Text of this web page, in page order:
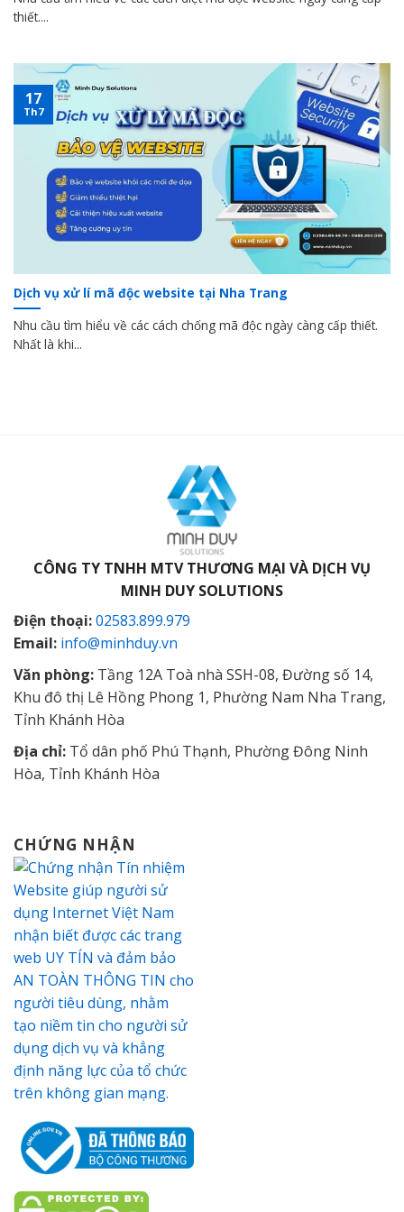
thiết....
Dịch vụ xử lí mã độc website tại Nha Trang
Nhu cầu tìm hiểu về các cách chống mã độc ngày càng cấp thiết.
Nhất là khi...
17
Th7
CÔNG TY TNHH MTV THƯƠNG MẠI VÀ DỊCH VỤ
MINH DUY SOLUTIONS
Điện thoại:02583.899.979
Email: info@minhduy.vn
Văn phòng: Tầng 12A Toà nhà SSH-08, Đường số 14,
Khu đô thị Lê Hồng Phong 1, Phường Nam Nha Trang,
Tỉnh Khánh Hòa
Địa chỉ: Tổ dân phố Phú Thạnh, Phường Đông Ninh
Hòa, Tỉnh Khánh Hòa
CHỨNG NHẬN